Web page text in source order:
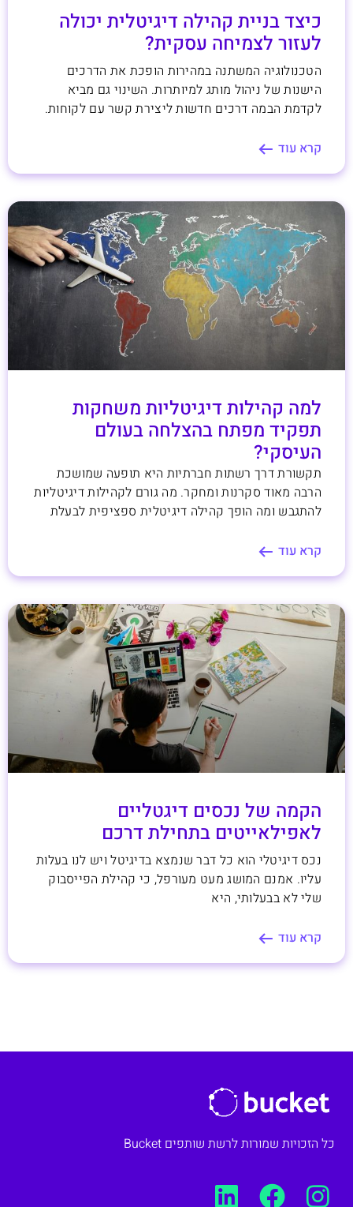
כיצד בניית קהילה דיגיטלית יכולה
לעזור לצמיחה עסקית?
הטכנולוגיה המשתנה במהירות הופכת את הדרכים
הישנות של ניהול מותג למיותרות. השינוי גם מביא
לקדמת הבמה דרכים חדשות ליצירת קשר עם לקוחות.
קרא עוד
למה קהילות דיגיטליות משחקות
תפקיד מפתח בהצלחה בעולם
העיסקי?
תקשורת דרך רשתות חברתיות היא תופעה שמושכת
הרבה מאוד סקרנות ומחקר. מה גורם לקהילות דיגיטליות
להתגבש ומה הופך קהילה דיגיטלית ספציפית לבעלת
קרא עוד
הקמה של נכסים דיגטליים
לאפילאייטים בתחילת דרכם
נכס דיגיטלי הוא כל דבר שנמצא בדיגיטל ויש לנו בעלות
עליו. אמנם המושג מעט מעורפל, כי קהילת הפייסבוק
שלי לא בבעלותי, היא
קרא עוד
כל הזכויות שמורות לרשת שותפים Bucket